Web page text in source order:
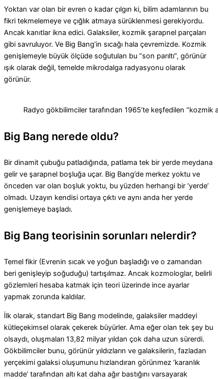
Yoktan var olan bir evren o kadar çılgın ki, bilim adamlarının bu
fikri tekmelemeye ve çığlık atmaya sürüklenmesi gerekiyordu.
Ancak kanıtlar ikna edici. Galaksiler, kozmik şarapnel parçaları
gibi savruluyor. Ve Big Bang’in sıcağı hala çevremizde. Kozmik
genişlemeyle büyük ölçüde soğutulan bu “son parıltı”, görünür
ışık olarak değil, temelde mikrodalga radyasyonu olarak
görünür.
Radyo gökbilimciler tarafından 1965’te keşfedilen “kozmik
Big Bang nerede oldu?
Bir dinamit çubuğu patladığında, patlama tek bir yerde meydana
gelir ve şarapnel boşluğa uçar. Big Bang’de merkez yoktu ve
önceden var olan boşluk yoktu, bu yüzden herhangi bir ‘yerde’
olmadı. Uzayın kendisi ortaya çıktı ve aynı anda her yerde
genişlemeye başladı.
Big Bang teorisinin sorunları nelerdir?
Temel fikir (Evrenin sıcak ve yoğun başladığı ve o zamandan
beri genişleyip soğuduğu) tartışılmaz. Ancak kozmologlar, belirli
gözlemleri hesaba katmak için teori üzerinde ince ayarlar
yapmak zorunda kaldılar.
İlk olarak, standart Big Bang modelinde, galaksiler maddeyi
kütleçekimsel olarak çekerek büyürler. Ama eğer olan tek şey bu
olsaydı, oluşmaları 13,82 milyar yıldan çok daha uzun sürerdi.
Gökbilimciler bunu, görünür yıldızların ve galaksilerin, fazladan
yerçekimi galaksi oluşumunu hızlandıran görünmez ‘karanlık
madde’ tarafından altı kat daha ağır bastığını varsayarak